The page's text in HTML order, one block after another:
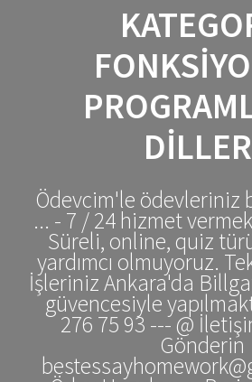
Ödevcim'le ödevleriniz
... - 7 / 24 hizmet
Süreli, online, quiz
yardımcı olmuyoruz.
İşleriniz Ankara'da
güvencesiyle
276 75 93 --- @
Gönderin